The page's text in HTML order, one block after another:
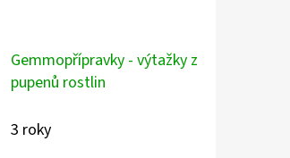
Gemmopřípravky - výtažky z
pupenů rostlin
3 roky